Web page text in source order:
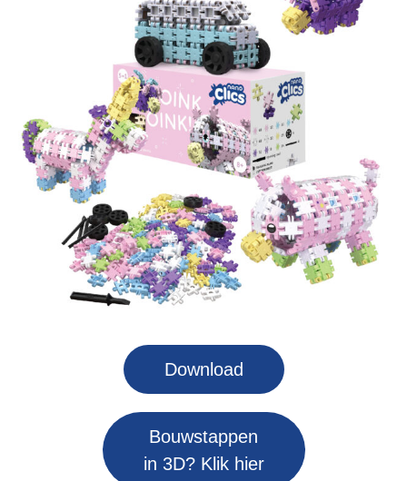
Download
Bouwstappen
in 3D? Klik hier